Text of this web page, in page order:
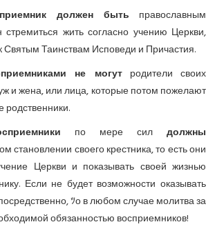
должен быть православным
жить согласно учению Церкви,
Святым Таинствам Исповеди и Причастия.
не могутродители своих
и жена, или лица, которые потом пожелают
родственники.
по мере сил должны
становлении своего крестника, то есть они
Церкви и показывать своей жизнью
Если не будет возможности оказывать
ﾂо в любом случае молитва за
обязанностью восприемников!